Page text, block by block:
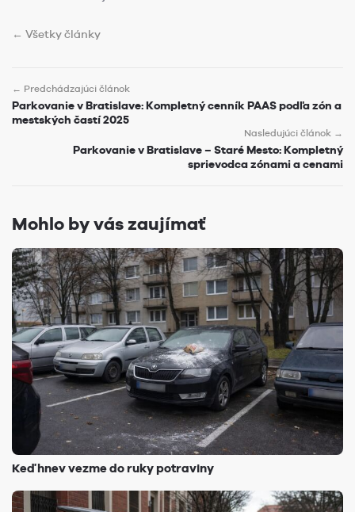
← Všetky články
← Predchádzajúci článok
Parkovanie v Bratislave: Kompletný cenník PAAS podľa zón a
mestských častí 2025
Nasledujúci článok →
Parkovanie v Bratislave – Staré Mesto: Kompletný
sprievodca zónami a cenami
Mohlo by vás zaujímať
Keď hnev vezme do ruky potraviny